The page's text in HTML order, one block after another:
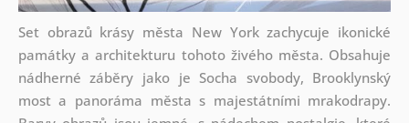
Set obrazů krásy města New York zachycuje ikonické
památky a architekturu tohoto živého města. Obsahuje
nádherné záběry jako je Socha svobody, Brooklynský
most a panoráma města s majestátními mrakodrapy.